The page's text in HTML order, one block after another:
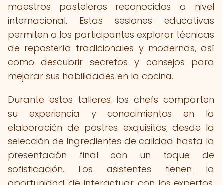
maestros pasteleros reconocidos a nivel
internacional. Estas sesiones educativas
permiten a los participantes explorar técnicas
de repostería tradicionales y modernas, así
como descubrir secretos y consejos para
mejorar sus habilidades en la cocina.
Durante estos talleres, los chefs comparten
su experiencia y conocimientos en la
elaboración de postres exquisitos, desde la
selección de ingredientes de calidad hasta la
presentación final con un toque de
sofisticación. Los asistentes tienen la